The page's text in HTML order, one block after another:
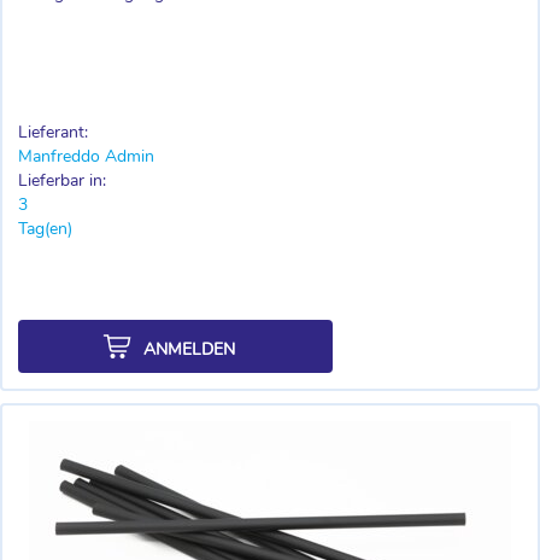
Lieferant:
Manfreddo Admin
Lieferbar in:
3
Tag(en)
ANMELDEN